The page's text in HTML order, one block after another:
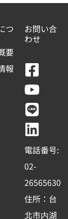
つ
要
報
お問い合
わせ
F
a
c
e
b
o
o
k
-
s
Y
o
u
t
u
b
e
L
i
n
e
L
i
n
k
e
d
i
n
電話番号:
02-
26565630
住所：台
北市内湖